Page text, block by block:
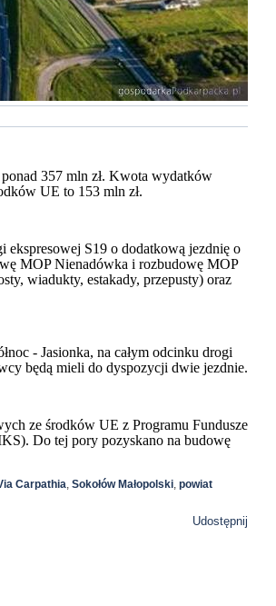
357 mln zł. Kwota wydatków
UE to 153 mln zł.
ekspresowej S19 o dodatkową jezdnię o
MOP Nienadówka i rozbudowę MOP
wiadukty, estakady, przepusty) oraz
- Jasionka, na całym odcinku drogi
będą mieli do dyspozycji dwie jezdnie.
ze środków UE z Programu Fundusze
Do tej pory pozyskano na budowę
Carpathia, Sokołów Małopolski, powiat
Udostępnij